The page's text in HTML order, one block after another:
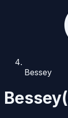
Bessey
Bessey(